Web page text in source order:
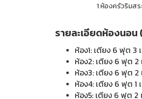
1 ห้องครัวริมสร
รายละเอียดห้องนอน
ห้อง1: เตียง 6 ฟุต 3
ห้อง2: เตียง 6 ฟุต 2
ห้อง3: เตียง 6 ฟุต 2
ห้อง4: เตียง 6 ฟุต 1
ห้อง5: เตียง 6 ฟุต 2